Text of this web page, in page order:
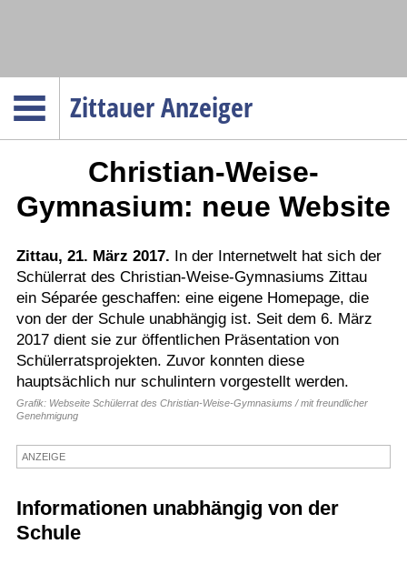
Zittauer Anzeiger
Gesellschaft
Wirtschaft
Service
Verkehr
Gesundheit
Sport
Kostenlos
Christian-Weise-
Gymnasium: neue Website
Zittau, 21. März 2017. In der Internetwelt hat sich der
Schülerrat des Christian-Weise-Gymnasiums Zittau
ein Séparée geschaffen: eine eigene Homepage, die
von der der Schule unabhängig ist. Seit dem 6. März
2017 dient sie zur öffentlichen Präsentation von
Schülerratsprojekten. Zuvor konnten diese
hauptsächlich nur schulintern vorgestellt werden.
Grafik: Webseite Schülerrat des Christian-Weise-Gymnasiums / mit freundlicher
Genehmigung
ANZEIGE
Informationen unabhängig von der
Schule